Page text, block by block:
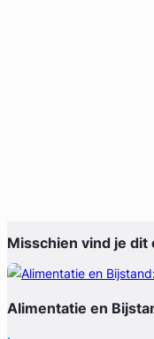
Misschien vind je
Alimentatie en